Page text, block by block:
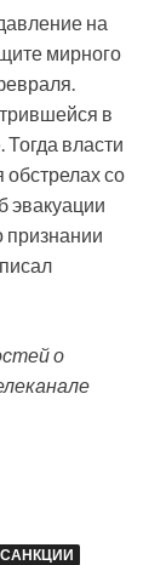
на
мирного
в
власти
со
эвакуации
признании
о
САНКЦИИ